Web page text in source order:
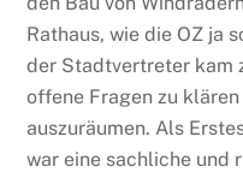
Rathaus, wie die OZ ja
der Stadtvertreter kam
offene Fragen zu
auszuräumen. Als
war eine sachliche und